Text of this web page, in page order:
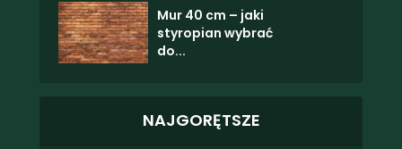
Mur 40 cm – jaki
styropian wybrać
do...
NAJGORĘTSZE